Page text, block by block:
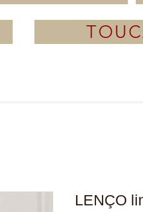
LENÇO